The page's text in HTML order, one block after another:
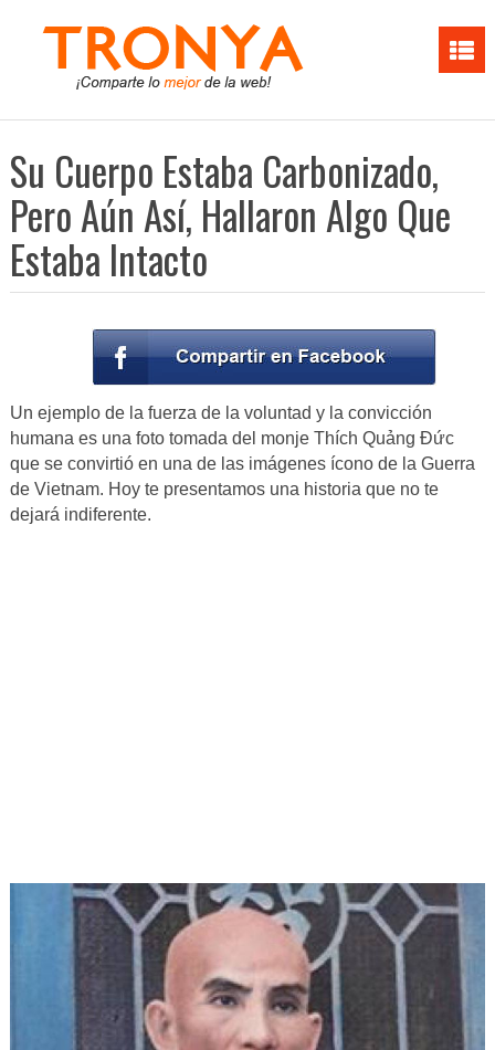
Su Cuerpo Estaba Carbonizado,
Pero Aún Así, Hallaron Algo Que
Estaba Intacto
Un ejemplo de la fuerza de la voluntad y la convicción
humana es una foto tomada del monje Thích Quảng Đức
que se convirtió en una de las imágenes ícono de la Guerra
de Vietnam. Hoy te presentamos una historia que no te
dejará indiferente.